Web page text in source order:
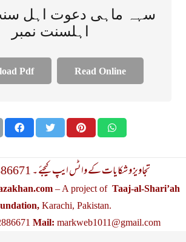
سہہ ماہی دعوت اہل
اہلسنت نمبر
Pdf Read Online
+92 303 2886671 تجاویز و شکایات کے واٹس ایپ کیجئے ۔
– A project of Taaj-al-Shari’ah
Karachi, Pakistan.
Mail: markweb1011@gmail.com